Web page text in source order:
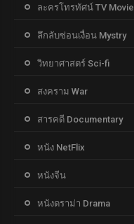
ละครโทรทัศน์ TV Movie
ลึกลับซ่อนเงื่อน Mystry
วิทยาศาสตร์ Sci-fi
สงคราม War
สารคดี Documentary
หนัง NetFlix
หนังจีน
หนังดราม่า Drama